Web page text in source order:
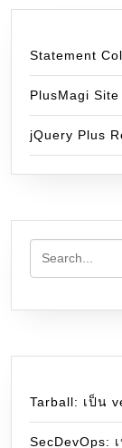
Statement
PlusMagi Site
jQuery Plus
Tarball: เป็น
SecDevOps: